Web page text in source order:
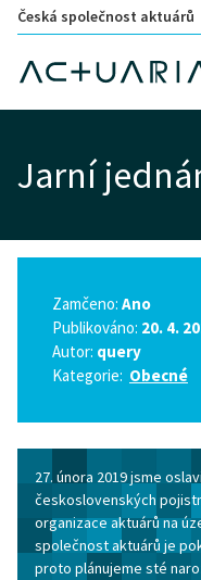
Česká společnost aktuárů
Jarní
Zamčeno: Ano
Publikováno: 20. 4.
Autor: query
Kategorie: Obecné
27. února 2019 jsme
československých
organizace aktuárů na
společnost aktuárů je
proto plánujeme sté